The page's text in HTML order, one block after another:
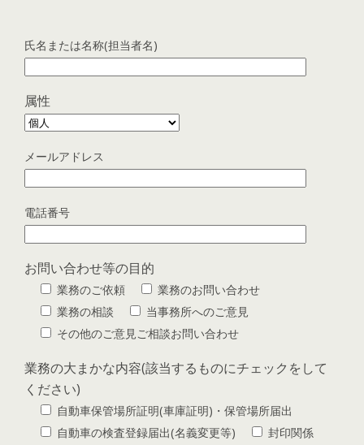
氏名または名称(担当者名)
属性
メールアドレス
電話番号
お問い合わせ等の目的
業務のご依頼
業務のお問い合わせ
業務の相談
当事務所へのご意見
その他のご意見ご相談お問い合わせ
業務の大まかな内容(該当するものにチェックをして
ください)
自動車保管場所証明(車庫証明)・保管場所届出
自動車の検査登録届出(名義変更等)
封印関係